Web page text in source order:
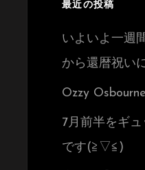
最近の投稿
いよいよ一週
から還暦祝い
Ozzy
7月前半をギ
です(≧▽≦)